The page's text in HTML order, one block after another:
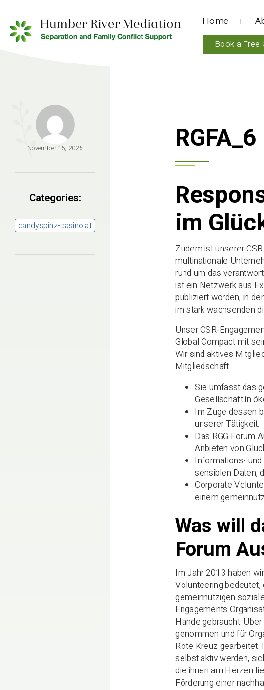
Home
Book a Free
November 15, 2025
Categories:
candyspinz-casino.at
RGFA_6
im
Zudem ist unserer
multinationale
rund um das
ist ein Netzwerk aus
publiziert worden, in
im stark wachsenden
Unser CSR-
Global Compact mit
Wir sind aktives
Mitgliedschaft.
Sie umfasst das
Gesellschaft in
Im Zuge dessen
unserer Tätigkeit.
Das RGG Forum
Anbieten von
Informations-
sensiblen Daten,
Corporate
einem
Was will
Forum
Im Jahr 2013 haben
Volunteering
gemeinnützigen
Engagements
Hände gebraucht.
genommen und für
Rote Kreuz gearbeitet.
selbst aktiv werden,
die ihnen am Herzen
Förderung einer